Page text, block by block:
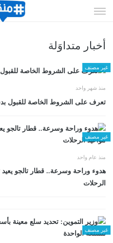
الى
أخبار متداوَلة
غير مصنف
منذ شهر واحد
تعرف على الشروط الخاصة للقبول
غير مصنف
منذ عام واحد
هدوء وراحة وسرعة.. قطار تالجو
الرحلات
غير مصنف